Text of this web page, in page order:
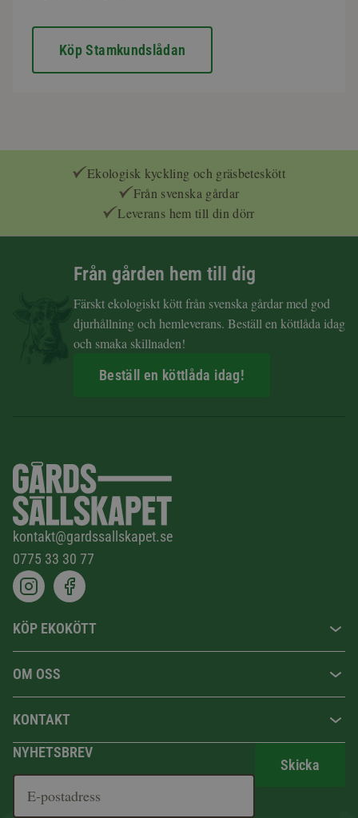
Köp Stamkundslådan
Ekologisk kyckling och gräsbeteskött
Från svenska gårdar
Leverans hem till din dörr
Från gården hem till dig
Färskt ekologiskt kött från svenska gårdar med god
djurhållning och hemleverans. Beställ en köttlåda idag
och smaka skillnaden!
Beställ en köttlåda idag!
kontakt@gardssallskapet.se
0775 33 30 77
KÖP EKOKÖTT
OM OSS
KONTAKT
NYHETSBREV
Skicka